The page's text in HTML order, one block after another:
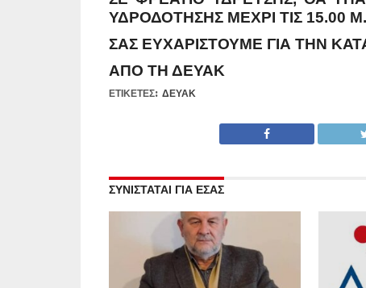
ΥΔΡΟΔΌΤΗΣΗΣ ΜΈΧΡΙ ΤΙΣ 15.00
ΣΑΣ ΕΥΧΑΡΙΣΤΟΎΜΕ ΓΙΑ ΤΗΝ
ΑΠΌ ΤΗ ΔΕΥΑΚ
ΕΤΙΚΕΤΕΣ: ΔΕΥΑΚ
ΣΥΝΙΣΤΑΤΑΙ ΓΙΑ ΕΣΑΣ